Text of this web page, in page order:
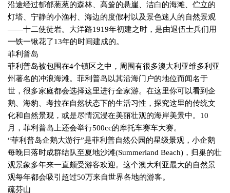
沿途经过郁郁葱葱的森林、高耸的悬崖、洁白的海滩、伫立的
灯塔、宁静的小渔村、海边的度假村以及景色迷人的自然景观
——十二使徒岩。大洋路1919年初建之时，是由退伍士兵们用
一铁一锹花了13年的时间建成的。
菲利普岛
菲利普岛被包围在4个镇区之中，周围有很多澳大利亚维多利亚
州著名的冲浪海滩。菲利普岛以其沿海门户的地位而闻名于
世，很多家庭都会选择这里进行全家游。在这里你可以看到企
鹅、海豹、考拉在自然状态下的生活习性，探究这里的传统文
化和自然景观，或是尽情沉浸在美丽壮观的海岸美景中。 10
月，菲利普岛上还会举行500cc的摩托车赛车大赛。
“菲利普岛企鹅大游行”是菲利普自然公园的星级景观，小企鹅
每晚日落时成群结队至夏地沙滩(Summerland Beach) ，归巢的壮
观景象多年来一直颇受游客欢迎。这个澳大利亚最大的自然景
观每年都会吸引超过50万来自世界各地的游客。
疏芬山